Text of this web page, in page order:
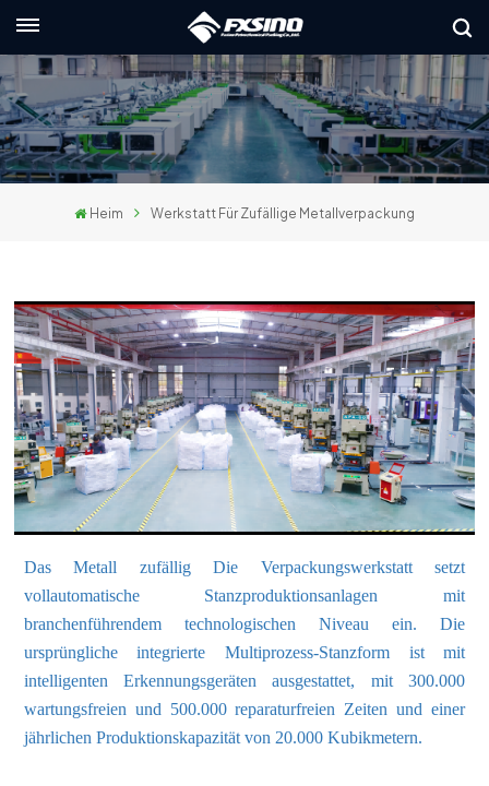
本語
국의
文
Heim Werkstatt Für Zufällige Metallverpackung
Das Metall zufälligDie Verpackungswerkstatt setzt
vollautomatische Stanzproduktionsanlagen mit
branchenführendem technologischen Niveau ein. Die
ursprüngliche integrierte Multiprozess-Stanzform ist mit
intelligenten Erkennungsgeräten ausgestattet, mit 300.000
wartungsfreien und 500.000 reparaturfreien Zeiten und einer
jährlichen Produktionskapazität von 20.000 Kubikmetern.